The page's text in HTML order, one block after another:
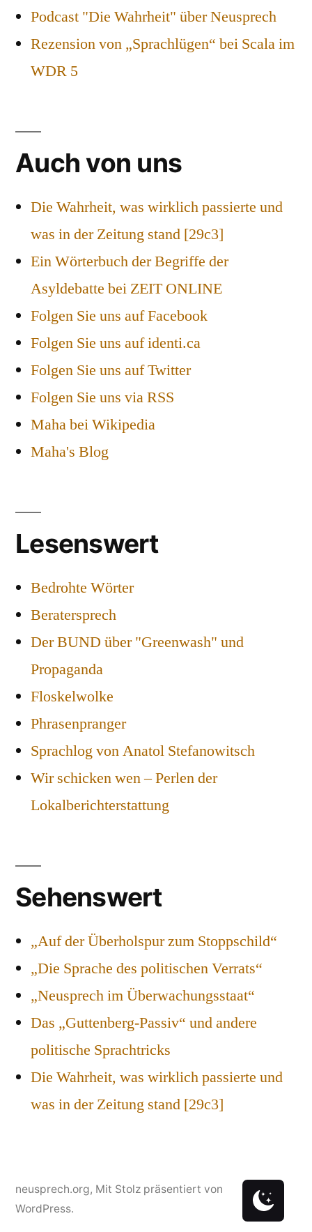
Podcast "Die Wahrheit" über Neusprech
Rezension von „Sprachlügen“ bei Scala im
WDR 5
Auch von uns
Die Wahrheit, was wirklich passierte und
was in der Zeitung stand [29c3]
Ein Wörterbuch der Begriffe der
Asyldebatte bei ZEIT ONLINE
Folgen Sie uns auf Facebook
Folgen Sie uns auf identi.ca
Folgen Sie uns auf Twitter
Folgen Sie uns via RSS
Maha bei Wikipedia
Maha's Blog
Lesenswert
Bedrohte Wörter
Beratersprech
Der BUND über "Greenwash" und
Propaganda
Floskelwolke
Phrasenpranger
Sprachlog von Anatol Stefanowitsch
Wir schicken wen – Perlen der
Lokalberichterstattung
Sehenswert
„Auf der Überholspur zum Stoppschild“
„Die Sprache des politischen Verrats“
„Neusprech im Überwachungsstaat“
Das „Guttenberg-Passiv“ und andere
politische Sprachtricks
Die Wahrheit, was wirklich passierte und
was in der Zeitung stand [29c3]
neusprech.org, Mit Stolz präsentiert von
WordPress.